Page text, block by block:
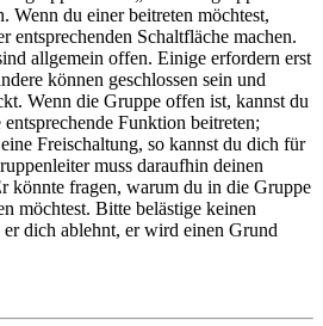
Wenn du einer beitreten möchtest,
entsprechenden Schaltfläche machen.
allgemein offen. Einige erfordern erst
können geschlossen sein und
Wenn die Gruppe offen ist, kannst du
Funktion beitreten;
Freischaltung, so kannst du dich für
muss daraufhin deinen
könnte fragen, warum du in die Gruppe
möchtest. Bitte belästige keinen
dich ablehnt, er wird einen Grund